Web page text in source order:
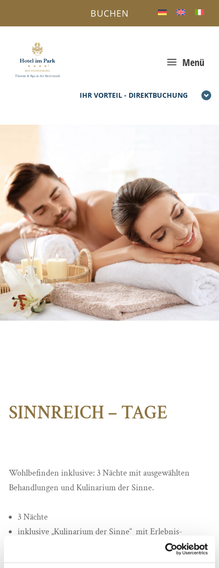
IHR VORTEIL - DIREKTBUCHUNG
a Menü
BUCHEN
SINNREICH – TAGE
Wohlbefinden inklusive: 3 Nächte mit ausgewählten
Behandlungen und Kulinarium der Sinne.
3 Nächte
inklusive „Kulinarium der Sinne“ mit Erlebnis-
Frühstücksbuffet, Mittagsjause, 6-Gang Abendmenü
1 x wohltuende Entspannungsmassage (25 min.)